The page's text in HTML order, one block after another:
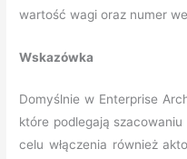
wartość wagi oraz numer
Wskazówka
Domyślnie w Enterprise
które podlegają
celu włączenia również